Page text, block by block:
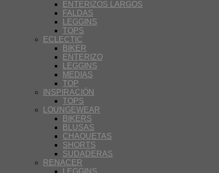
ENTERIZOS LARGOS
FALDAS
LEGGINS
TOPS
ECLECTIC
BIKER
ENTERIZO
LEGGINS
MEDIAS
TOP
INSPIRACIÓN
TOPS
LOUNGEWEAR
BIKERS
BLUSAS
CHAQUETAS
SHORTS
SUDADERAS
RENACER
LEGGINS